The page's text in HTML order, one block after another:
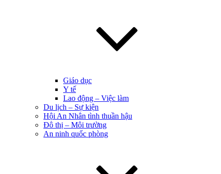
Giáo dục
Y tế
Lao động – Việc làm
Du lịch – Sự kiện
Hội An Nhân tình thuần hậu
Đô thị – Môi trường
An ninh quốc phòng